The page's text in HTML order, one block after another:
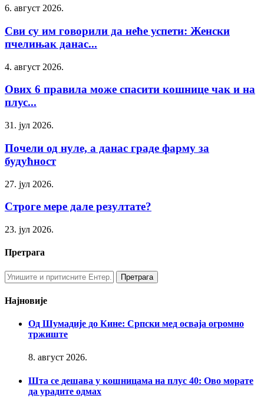
6. август 2026.
Сви су им говорили да неће успети: Женски
пчелињак данас...
4. август 2026.
Ових 6 правила може спасити кошнице чак и на
плус...
31. јул 2026.
Почели од нуле, а данас граде фарму за
будућност
27. јул 2026.
Строге мере дале резултате?
23. јул 2026.
Претрага
Најновије
Од Шумадије до Кине: Српски мед осваја огромно
тржиште
8. август 2026.
Шта се дешава у кошницама на плус 40: Ово морате
да урадите одмах